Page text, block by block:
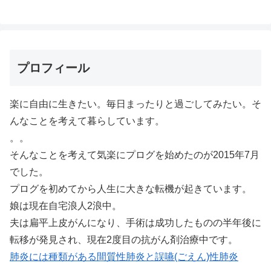
プロフィール
楽に自由に生きたい。毎日まったりと過ごしてみたい。そ
んなことを考えて暮らしています。
。。
そんなことを考えて気楽にプログを始めたのが2015年7月
でした。
プログを初めてから人生に大きな転機が起きています。
娘は現在自宅浪人2浪中。
夫は扁平上皮がんになり、手術は成功したものの半年後に
転移が発見され、現在2度目の抗がん剤治療中です。
肺炎には種類がある間質性肺炎と誤嚥(ごえん)性肺炎